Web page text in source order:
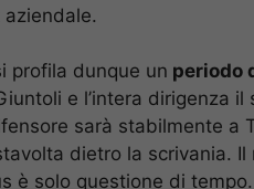
profila dunque un periodo
e l’intera dirigenza
sarà stabilmente
dietro la scrivania.
è solo questione di tempo.